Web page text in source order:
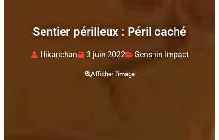
Sentier périlleux : Péril caché
Hikarichan 3 juin 2022 Genshin Impact
Afficher l'image